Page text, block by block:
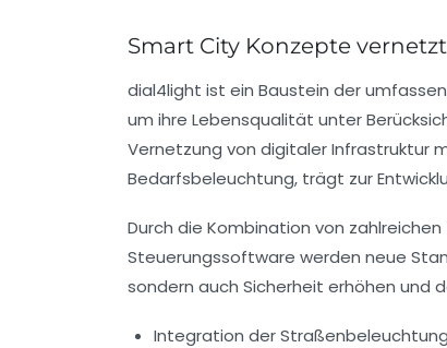
Smart City Konzepte
dial4light ist ein Baustein der
um ihre Lebensqualität unter
Vernetzung von digitaler Infrastruktur
Bedarfsbeleuchtung, trägt zur
Durch die Kombination von
Steuerungssoftware werden neue
sondern auch Sicherheit erhöhen und
Integration der